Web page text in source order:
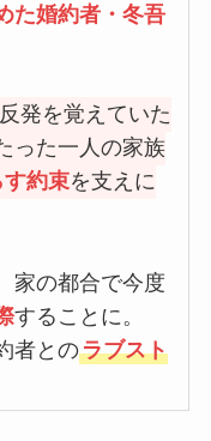
た婚約者・冬吾
発を覚えていた
った一人の家族
約束を支えに
家の都合で今度
することに。
者とのラブスト